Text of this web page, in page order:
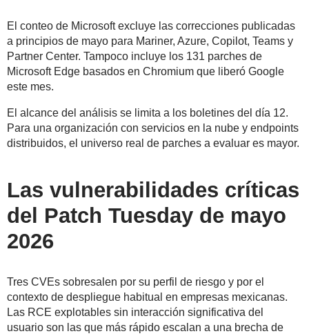
El conteo de Microsoft excluye las correcciones publicadas
a principios de mayo para Mariner, Azure, Copilot, Teams y
Partner Center. Tampoco incluye los 131 parches de
Microsoft Edge basados en Chromium que liberó Google
este mes.
El alcance del análisis se limita a los boletines del día 12.
Para una organización con servicios en la nube y endpoints
distribuidos, el universo real de parches a evaluar es mayor.
Las vulnerabilidades críticas
del Patch Tuesday de mayo
2026
Tres CVEs sobresalen por su perfil de riesgo y por el
contexto de despliegue habitual en empresas mexicanas.
Las RCE explotables sin interacción significativa del
usuario son las que más rápido escalan a una brecha de